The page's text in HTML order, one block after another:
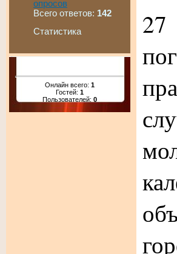
опросов
Всего ответов: 142
Статистика
Онлайн всего: 1
Гостей: 1
Пользователей: 0
27